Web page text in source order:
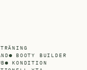
BOOTY BUILDER
KONDITION